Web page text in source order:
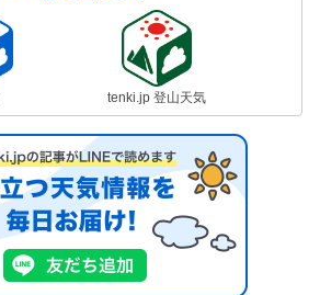
tenki.jp 登山天気